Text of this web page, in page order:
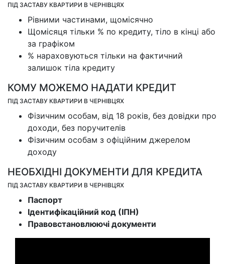
ПІД ЗАСТАВУ КВАРТИРИ В ЧЕРНІВЦЯХ
Рівними частинами, щомісячно
Щомісяця тільки % по кредиту, тіло в кінці або
за графіком
% нараховуються тільки на фактичний
залишок тіла кредиту
КОМУ МОЖЕМО НАДАТИ КРЕДИТ
ПІД ЗАСТАВУ КВАРТИРИ В ЧЕРНІВЦЯХ
Фізичним особам, від 18 років, без довідки про
доходи, без поручителів
Фізичним особам з офіційним джерелом
доходу
НЕОБХІДНІ ДОКУМЕНТИ ДЛЯ КРЕДИТА
ПІД ЗАСТАВУ КВАРТИРИ В ЧЕРНІВЦЯХ
Паспорт
Ідентифікаційний код (ІПН)
Правовстановлюючі документи